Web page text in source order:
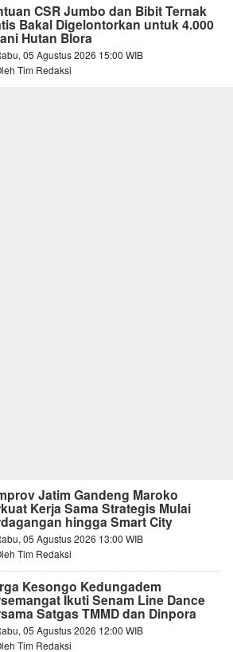
CSR Jumbo dan Bibit Ternak
Bakal Digelontorkan untuk 4.000
Hutan Blora
05 Agustus 2026 15:00 WIB
Tim Redaksi
Jatim Gandeng Maroko
Kerja Sama Strategis Mulai
hingga Smart City
05 Agustus 2026 13:00 WIB
Tim Redaksi
Kesongo Kedungadem
Ikuti Senam Line Dance
Satgas TMMD dan Dinpora
05 Agustus 2026 12:00 WIB
Tim Redaksi